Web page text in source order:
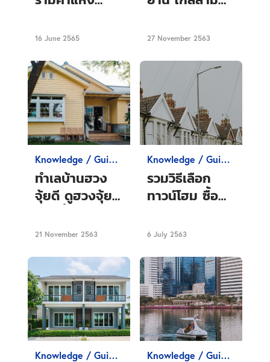
สนใจในปี 2565
16 June 2565
ใกล้จุฬา
27 November 2563
Knowledge / Guide
Condo
ทำเลบ้านฮวง
จุ้ยดี ดูฮวงจุ้ย
ต้องดูที่อะไร
21 November 2563
Knowledge / Guide
Condo
รวมวิธีเลือก
ทาวน์โฮม ซื้อ
อะไรบ้างจะได้ไม่
6 July 2563
Knowledge / Guide
Knowledge / Guide